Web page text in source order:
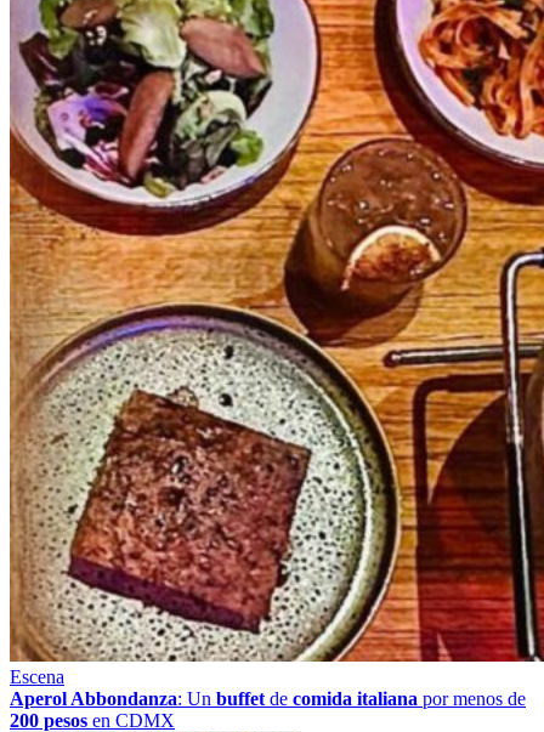
Escena
Aperol Abbondanza: Un buffet de comida italiana por menos de
200 pesos en CDMX